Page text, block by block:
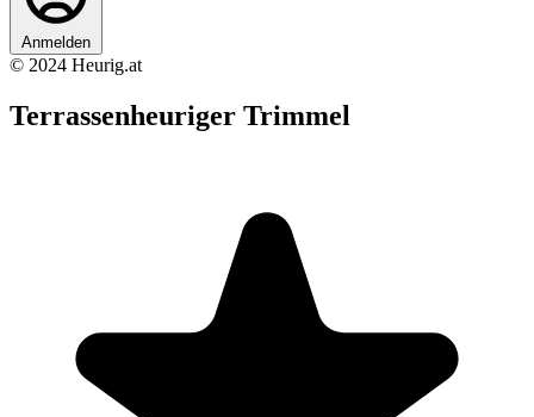
Anmelden
© 2024 Heurig.at
Terrassenheuriger Trimmel